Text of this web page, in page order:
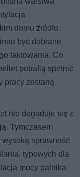
domu źródło
być dobrane
taktowania. Co
potrafią spełnić
pracy zostaną
nie dogaduje się z
Tymczasem
wysoką sprawność
typowych dla
mocy palnika